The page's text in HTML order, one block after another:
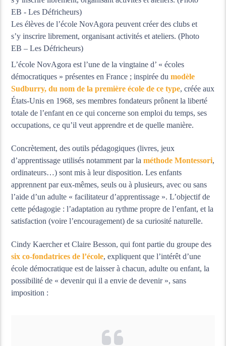
Les élèves de l’école NovAgora peuvent créer des clubs et
s’y inscrire librement, organisant activités et ateliers. (Photo
EB – Les Défricheurs)
L’école NovAgora est l’une de la vingtaine d’ « écoles
démocratiques » présentes en France ; inspirée dumodèle
Sudburry, du nom de la première école de ce type, créée aux
États-Unis en 1968, ses membres fondateurs prônent la liberté
totale de l’enfant en ce qui concerne son emploi du temps, ses
occupations, ce qu’il veut apprendre et de quelle manière.
Concrètement, des outils pédagogiques (livres, jeux
d’apprentissage utilisés notamment par laméthode Montessori,
ordinateurs…) sont mis à leur disposition. Les enfants
apprennent par eux-mêmes, seuls ou à plusieurs, avec ou sans
l’aide d’un adulte « facilitateur d’apprentissage ». L’objectif de
cette pédagogie : l’adaptation au rythme propre de l’enfant, et la
satisfaction (voire l’encouragement) de sa curiosité naturelle.
Cindy Kaercher et Claire Besson, qui font partie du groupe des
six co-fondatrices de l’école, expliquent que l’intérêt d’une
école démocratique est de laisser à chacun, adulte ou enfant, la
possibilité de « devenir qui il a envie de devenir », sans
imposition :